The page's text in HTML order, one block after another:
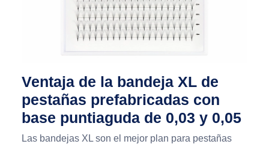
Ventaja de la bandeja XL de
pestañas prefabricadas con
base puntiaguda de 0,03 y 0,05
Las bandejas XL son el mejor plan para pestañas